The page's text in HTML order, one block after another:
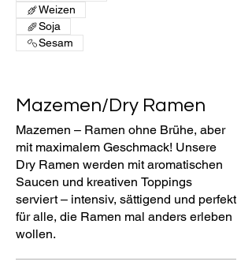
Weizen
Soja
Sesam
Mazemen/Dry Ramen
Mazemen – Ramen ohne Brühe, aber
mit maximalem Geschmack! Unsere
Dry Ramen werden mit aromatischen
Saucen und kreativen Toppings
serviert – intensiv, sättigend und perfekt
für alle, die Ramen mal anders erleben
wollen.